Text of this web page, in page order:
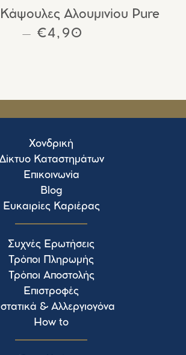
Αλουμινίου Pure
— ΚΑΝΟΝΙΚΉ ΤΙΜΉ
€4,90
Χονδρική
Δίκτυο Καταστημάτων
Επικοινωνία
Blog
Ευκαιρίες Καριέρας
Συχνές Ερωτήσεις
Τρόποι Πληρωμής
Τρόποι Αποστολής
Επιστροφές
& Αλλεργιογόνα
How to